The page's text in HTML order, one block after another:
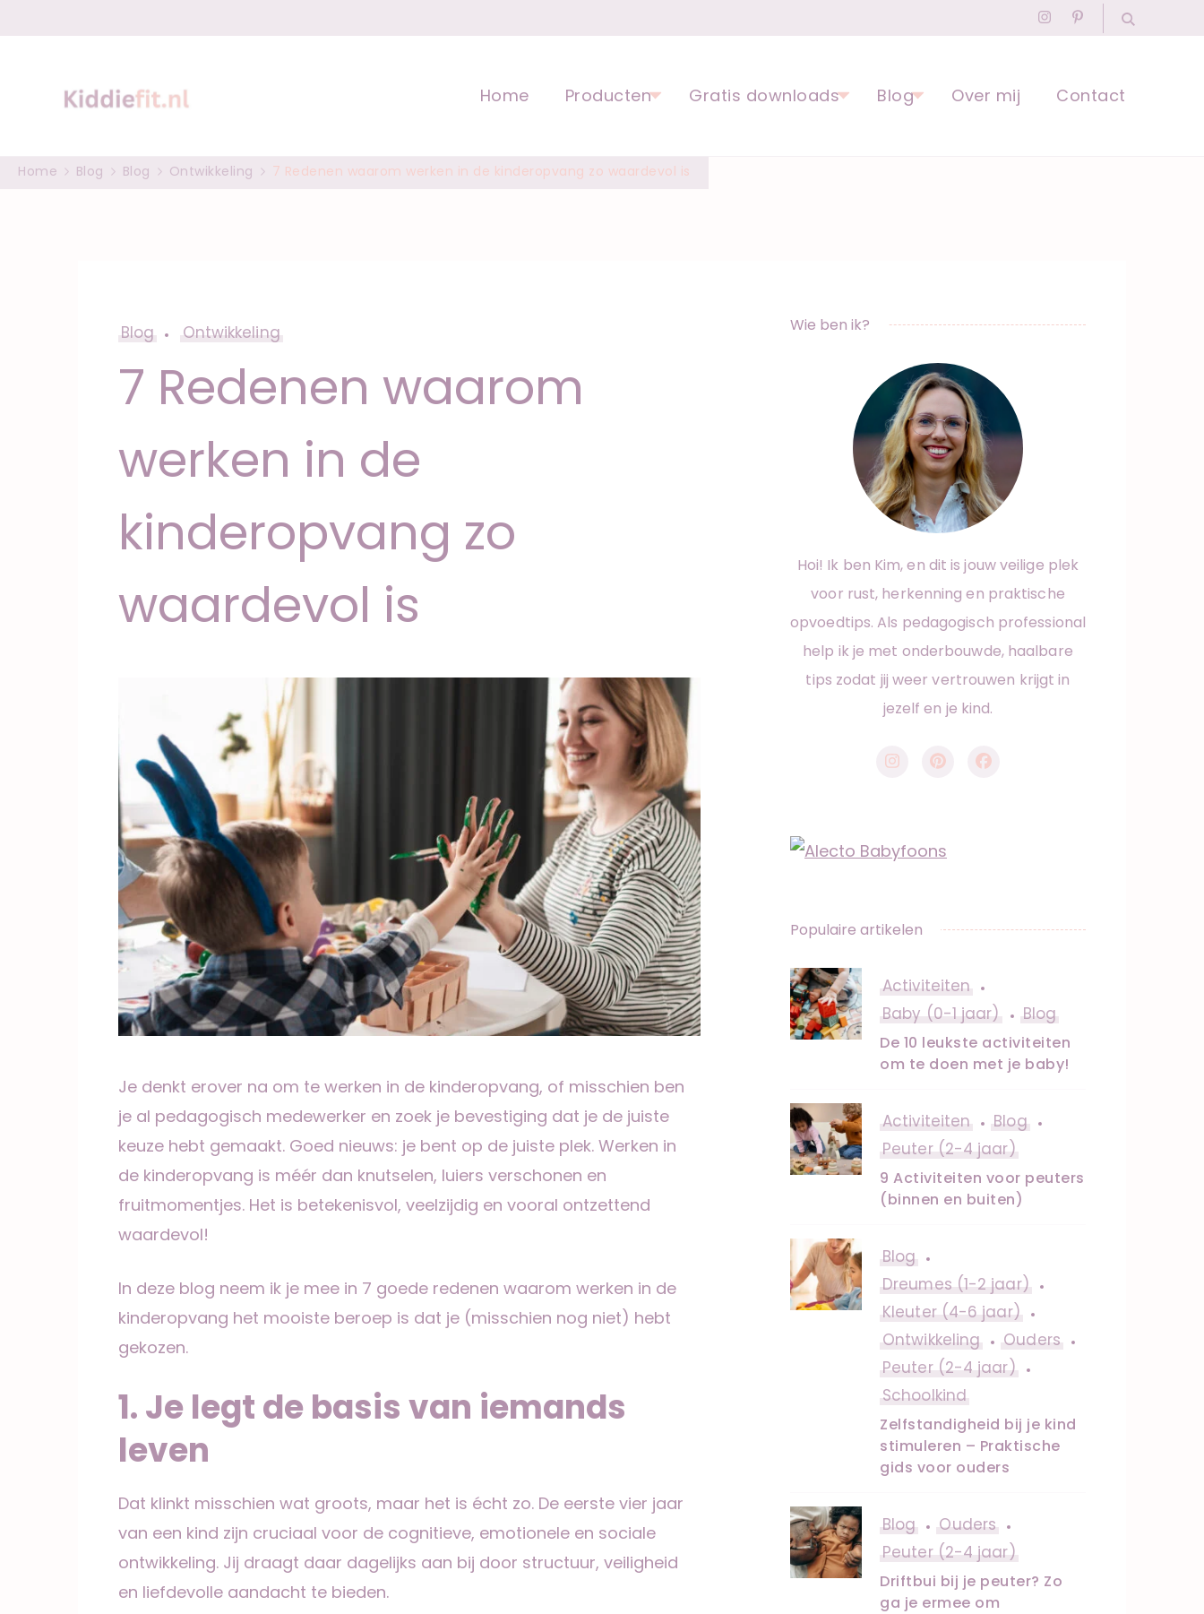
Spel, groei en opvoeding voor kinderen | Pedagogisch Professional
Home Producten Gratis downloads Blog Over mij Contact
Home Blog Blog Ontwikkeling 7 Redenen waarom werken in de kinderopvang zo waardevol is
Blog Ontwikkeling
7 Redenen waarom
werken in de
kinderopvang zo
waardevol is
Je denkt erover na om te werken in de kinderopvang, of misschien ben
je al pedagogisch medewerker en zoek je bevestiging dat je de juiste
keuze hebt gemaakt. Goed nieuws: je bent op de juiste plek. Werken in
de kinderopvang is méér dan knutselen, luiers verschonen en
fruitmomentjes. Het is betekenisvol, veelzijdig en vooral ontzettend
waardevol!
In deze blog neem ik je mee in 7 goede redenen waarom werken in de
kinderopvang het mooiste beroep is dat je (misschien nog niet) hebt
gekozen.
1. Je legt de basis van iemands
leven
Dat klinkt misschien wat groots, maar het is écht zo. De eerste vier jaar
van een kind zijn cruciaal voor de cognitieve, emotionele en sociale
ontwikkeling. Jij draagt daar dagelijks aan bij door structuur, veiligheid
en liefdevolle aandacht te bieden.
Wie ben ik?
Hoi! Ik ben Kim, en dit is jouw veilige plek
voor rust, herkenning en praktische
opvoedtips. Als pedagogisch professional
help ik je met onderbouwde, haalbare
tips zodat jij weer vertrouwen krijgt in
jezelf en je kind.
Populaire artikelen
Activiteiten
Baby (0-1 jaar)
Blog
De 10 leukste activiteiten
om te doen met je baby!
Activiteiten
Blog
Peuter (2-4 jaar)
9 Activiteiten voor peuters
(binnen en buiten)
Blog
Dreumes (1-2 jaar)
Kleuter (4-6 jaar)
Ontwikkeling
Ouders
Peuter (2-4 jaar)
Schoolkind
Zelfstandigheid bij je kind
stimuleren – Praktische
gids voor ouders
Blog
Ouders
Peuter (2-4 jaar)
Driftbui bij je peuter? Zo
ga je ermee om